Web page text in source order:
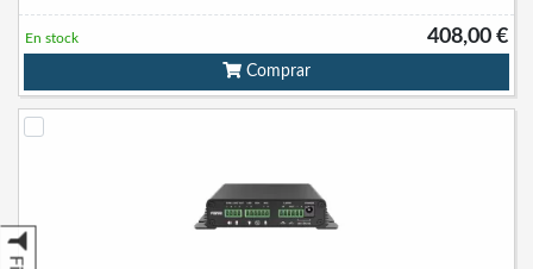
408,00 €
En stock
Comprar